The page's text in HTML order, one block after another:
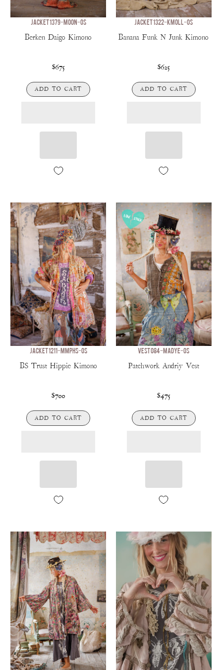
JACKET 1379-MOON-OS
Berken Daigo Kimono
$675
ADD TO CART
JACKET 1322-KMOLL-OS
Banana Funk N Junk Kimono
$625
ADD TO CART
JACKET 1211-MMPHS-OS
BS Trust Hippie Kimono
$700
ADD TO CART
VEST 084-MADYE-OS
Patchwork Andriy Vest
$475
ADD TO CART